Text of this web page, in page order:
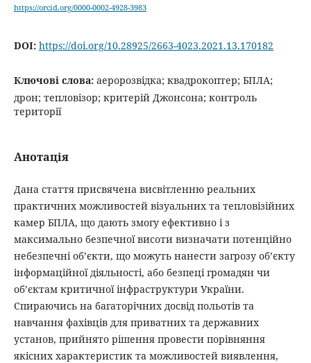
https://orcid.org/0000-0002-4928-3983
DOI: https://doi.org/10.28925/2663-4023.2021.13.170182
Ключові слова: аеророзвідка; квадрокоптер; БПЛА;
дрон; тепловізор; критерій Джонсона; контроль
території
Анотація
Дана стаття присвячена висвітленню реальних
практичних можливостей візуальних та тепловізійних
камер БПЛА, що дають змогу ефективно і з
максимально безпечної висоти визначати потенційно
небезпечні об’єкти, що можуть нанести загрозу об’єкту
інформаційної діяльності, або безпеці громадян чи
об’єктам критичної інфраструктури України.
Спираючись на багаторічних досвід польотів та
навчання фахівців для приватних та державних
установ, прийнято рішення провести порівняння
якісних характеристик та можливостей виявлення,